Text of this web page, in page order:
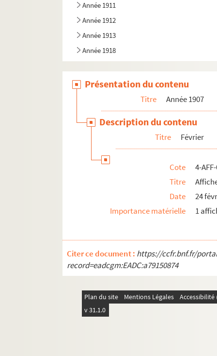
Année 1911
Année 1912
Année 1913
Année 1918
Présentation du contenu
Titre Année 1907
Description du contenu
Titre Février
Cote
4-
Titre
Date
24
Importance matérielle
1
Citer ce document : https://ccfr.bnf.fr/
record=eadcgm:EADC:a79150874
Plan du site Mentions Légales
v 31.1.0